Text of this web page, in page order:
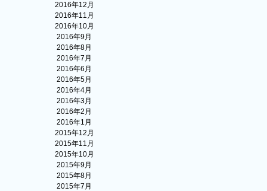
2016年12月
2016年11月
2016年10月
2016年9月
2016年8月
2016年7月
2016年6月
2016年5月
2016年4月
2016年3月
2016年2月
2016年1月
2015年12月
2015年11月
2015年10月
2015年9月
2015年8月
2015年7月